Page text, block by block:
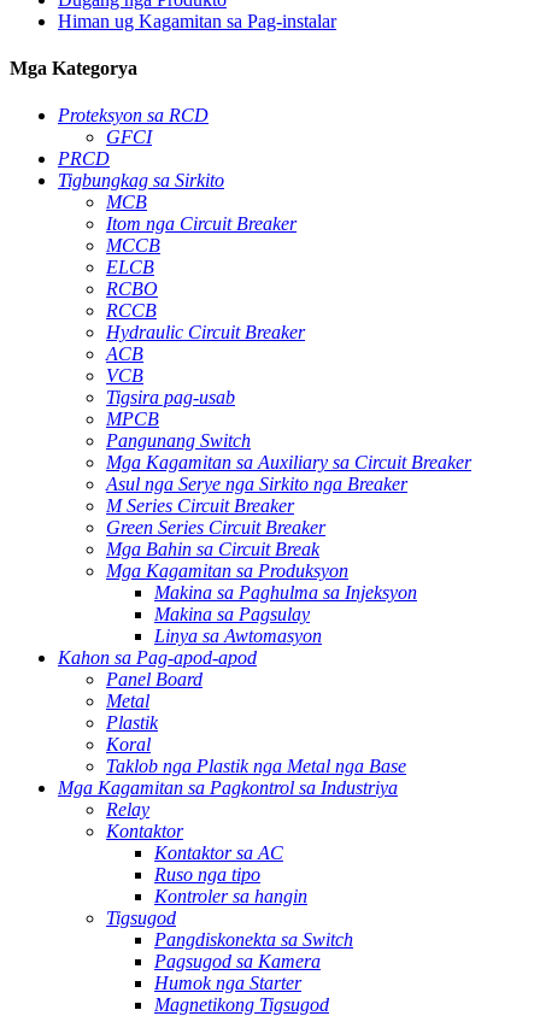
Himan ug Kagamitan sa Pag-instalar
Mga Kategorya
Proteksyon sa RCD
GFCI
PRCD
Tigbungkag sa Sirkito
MCB
Itom nga Circuit Breaker
MCCB
ELCB
RCBO
RCCB
Hydraulic Circuit Breaker
ACB
VCB
Tigsira pag-usab
MPCB
Pangunang Switch
Mga Kagamitan sa Auxiliary sa Circuit Breaker
Asul nga Serye nga Sirkito nga Breaker
M Series Circuit Breaker
Green Series Circuit Breaker
Mga Bahin sa Circuit Break
Mga Kagamitan sa Produksyon
Makina sa Paghulma sa Injeksyon
Makina sa Pagsulay
Linya sa Awtomasyon
Kahon sa Pag-apod-apod
Panel Board
Metal
Plastik
Koral
Taklob nga Plastik nga Metal nga Base
Mga Kagamitan sa Pagkontrol sa Industriya
Relay
Kontaktor
Kontaktor sa AC
Ruso nga tipo
Kontroler sa hangin
Tigsugod
Pangdiskonekta sa Switch
Pagsugod sa Kamera
Humok nga Starter
Magnetikong Tigsugod